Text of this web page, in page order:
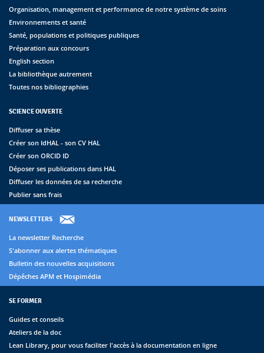
Organisation, management et performance de notre système de soins
Environnements et santé
Santé, populations et politiques publiques
Préparation aux concours
English section
La bibliothèque autrement
Toutes nos bibliographies
SCIENCE OUVERTE
Diffuser sa thèse
Créer son IdHAL - son CV HAL
Créer son ORCID ID
Déposer ses publications dans HAL
Diffuser les données de sa recherche
Publier sans frais
NEWSLETTERS
La newsletter Recherche
S'abonner aux alertes thématiques
Bulletin des nouvelles acquisitions
Dépêches APM et Hospimédia
SE FORMER
Guides et conseils
Ateliers de la doc
Lean Library, pour vous faciliter l'accès à la documentation en ligne